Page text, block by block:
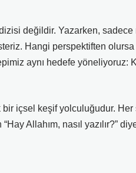
değildir. Yazarken, sadece
Hangi perspektiften
aynı hedefe
içsel keşif yolculuğudur. Her
Allahım, nasıl yazılır?”